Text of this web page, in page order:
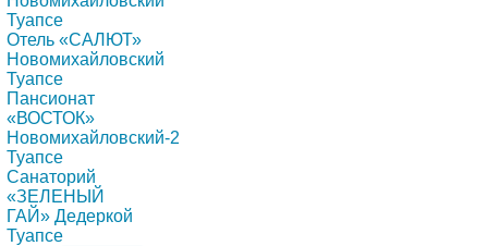
Туапсе
Отель «САЛЮТ»
Новомихайловский
Туапсе
Пансионат
«ВОСТОК»
Новомихайловский-2
Туапсе
Санаторий
«ЗЕЛЕНЫЙ
ГАЙ» Дедеркой
Туапсе